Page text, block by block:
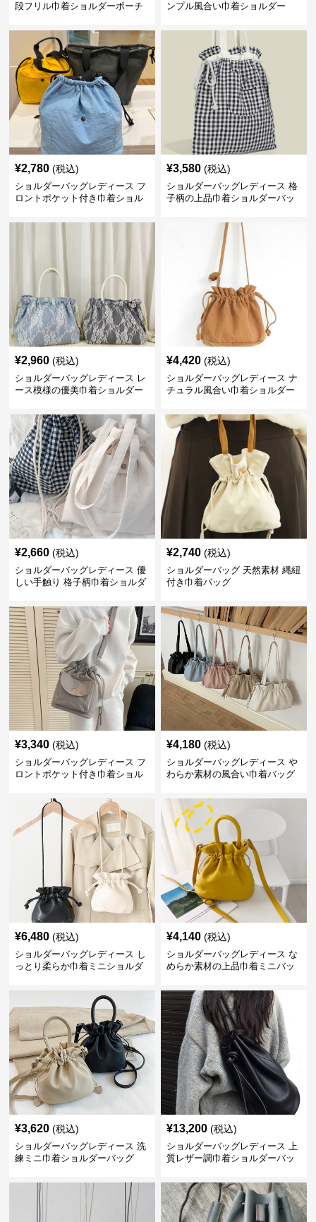
段フリル巾着ショルダーポーチ
ンプル風合い巾着ショルダー
¥2,780 (税込)
ショルダーバッグレディース フ
ロントポケット付き巾着ショル
¥3,580 (税込)
ショルダーバッグレディース 格
子柄の上品巾着ショルダーバッ
¥2,960 (税込)
ショルダーバッグレディース レ
ース模様の優美巾着ショルダー
¥4,420 (税込)
ショルダーバッグレディース ナ
チュラル風合い巾着ショルダー
¥2,660 (税込)
ショルダーバッグレディース 優
しい手触り 格子柄巾着ショルダ
¥2,740 (税込)
ショルダーバッグ 天然素材 縄紐
付き巾着バッグ
¥3,340 (税込)
ショルダーバッグレディース フ
ロントポケット付き巾着ショル
¥4,180 (税込)
ショルダーバッグレディース や
わらか素材の風合い巾着バッグ
¥6,480 (税込)
ショルダーバッグレディース し
っとり柔らか巾着ミニショルダ
¥4,140 (税込)
ショルダーバッグレディース な
めらか素材の上品巾着ミニバッ
¥3,620 (税込)
ショルダーバッグレディース 洗
練ミニ巾着ショルダーバッグ
¥13,200 (税込)
ショルダーバッグレディース 上
質レザー調巾着ショルダーバッ